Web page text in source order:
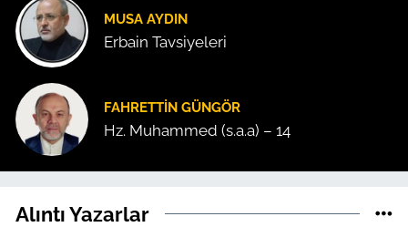
MUSA AYDIN
Erbain Tavsiyeleri
FAHRETTIN GÜNGÖR
Hz. Muhammed (s.a.a) – 14
Alıntı Yazarlar